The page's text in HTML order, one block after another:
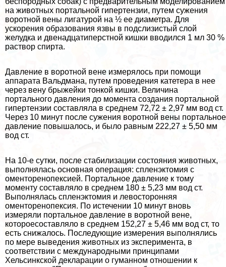
на животных портальной гипертензии, путем сужения
воротной вены лигатурой на ½ ее диаметра. Для
ускорения образования язвы в подслизистый слой
желудка и двенадцатиперстной кишки вводился 1 мл 30 %
раствор спирта.
Давление в воротной вене измерялось при помощи
аппарата Вальдмана, путем проведения катетера в нее
через вену брыжейки тонкой кишки. Величина
портального давления до момента создания портальной
гипертензии составляла в среднем 72,72 ± 2,97 мм вод ст.
Через 10 минут после сужения воротной вены портальное
давление повышалось, и было равным 222,27 ± 5,50 мм
вод ст.
На 10-е сутки, после стабилизации состояния животных,
выполнялась основная операция: спленэктомия с
оменторенопексией. Портальное давление к тому
моменту составляло в среднем 180 ± 5,23 мм вод ст.
Выполнялась спленэктомия и левосторонняя
оменторенопексия. По истечении 10 минут вновь
измеряли портальное давление в воротной вене,
котороесоставляло в среднем 152,27 ± 5,46 мм вод ст, то
есть снижалось. Последующие измерения выполнялись
по мере выведения животных из эксперимента, в
соответствии с международными принципами
Хельсинкской декларации о гуманном отношении к